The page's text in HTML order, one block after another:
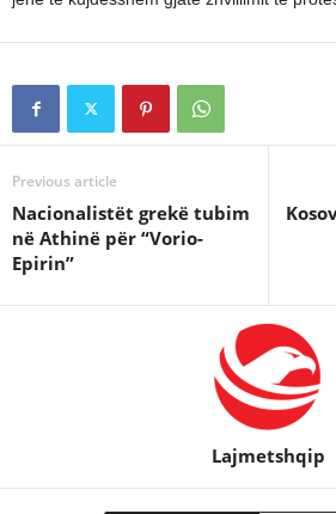
Previous article
Nacionalistët grekë tubim
në Athinë për “Vorio-
Epirin”
Lajmetshqip